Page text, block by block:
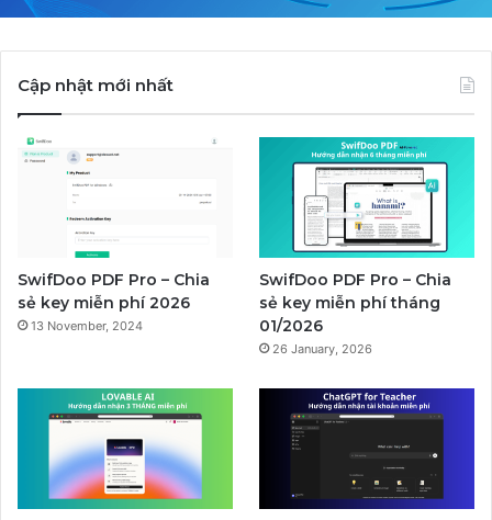
Cập nhật mới nhất
SwifDoo PDF Pro – Chia
sẻ key miễn phí 2026
13 November, 2024
SwifDoo PDF Pro – Chia
sẻ key miễn phí tháng
01/2026
26 January, 2026